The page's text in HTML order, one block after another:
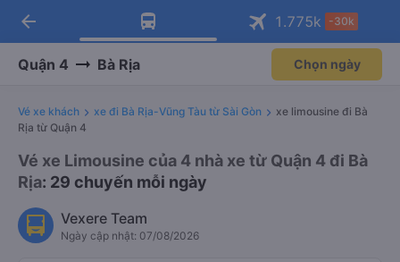
Tải app Vexere ngay!
Nhận ưu đãi thành viên độc
Mở app
Tải app Vexere
-30k/ghế khi đặt vé máy bay qua
Mở app
arrow_back 1.775k -30k
Quận 4 Bà Rịa Chọn ngày
Vé xe khách xe đi Bà Rịa-Vũng Tàu từ Sài Gòn
xe limousine đi Bà
Rịa từ Quận 4
Vé xe Limousine của 4 nhà xe từ Quận 4 đi Bà
Rịa: 29 chuyến mỗi ngày
Vexere Team
Ngày cập nhật: 07/08/2026